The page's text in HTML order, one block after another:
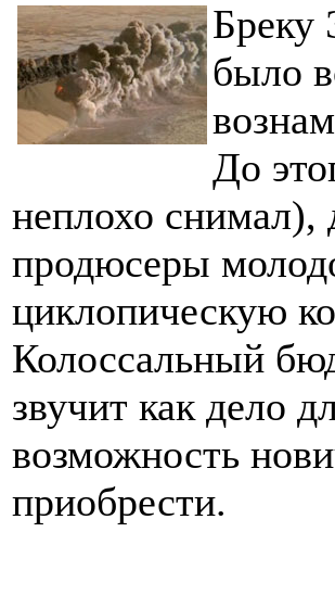
Бреку
было
До
неплохо снимал),
продюсеры
циклопическую
Колоссальный
звучит как дело
возможность
приобрести.